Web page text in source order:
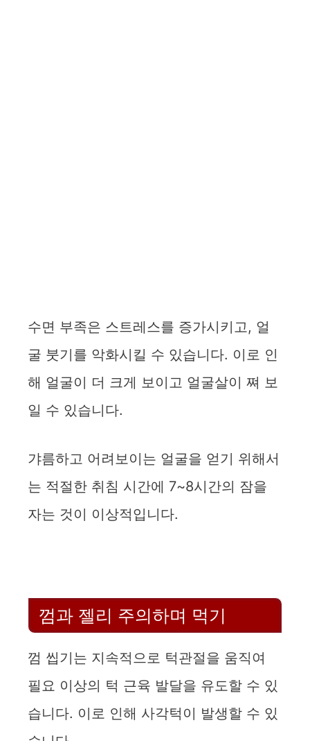
수면 부족은 스트레스를 증가시키고, 얼
굴 붓기를 악화시킬 수 있습니다. 이로 인
해 얼굴이 더 크게 보이고 얼굴살이 쪄 보
일 수 있습니다.
갸름하고 어려보이는 얼굴을 얻기 위해서
는 적절한 취침 시간에 7~8시간의 잠을
자는 것이 이상적입니다.
껌과 젤리 주의하며 먹기
껌 씹기는 지속적으로 턱관절을 움직여
필요 이상의 턱 근육 발달을 유도할 수 있
습니다. 이로 인해 사각턱이 발생할 수 있